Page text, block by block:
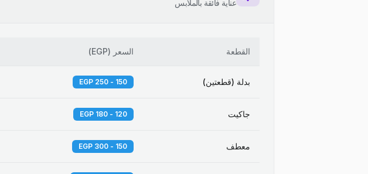
عناية فائقة بالملابس
القطعة السعر (
EGP
)
بدلة (قطعتين) 150 - 250 EGP
جاكيت 120 - 180 EGP
معطف 150 - 300 EGP